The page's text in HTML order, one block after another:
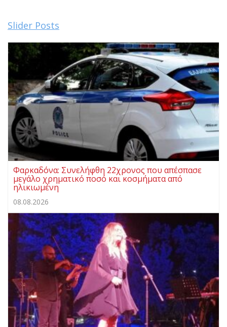
Slider Posts
Φαρκαδόνα: Συνελήφθη 22χρονος που απέσπασε
μεγάλο χρηματικό ποσό και κοσμήματα από
ηλικιωμένη
08.08.2026